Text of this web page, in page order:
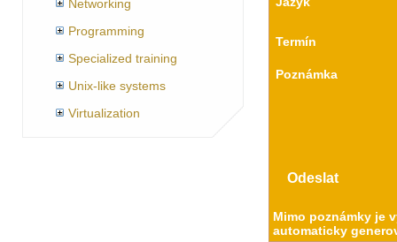
Networking
Programming
Specialized training
Unix-like systems
Virtualization
Termín
Poznámka
Mimo poznámky je
automaticky